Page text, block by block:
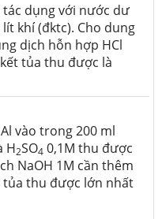
tác dụng với nước dư
khí (đktc). Cho dung
dịch hỗn hợp HCl
tủa thu được là
vào trong 200 ml
H2SO4 0,1M thu được
NaOH 1M cần thêm
tủa thu được lớn nhất